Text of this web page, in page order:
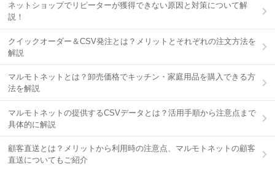
ネットショップでリピーターが獲得できない原因と対策について解
説！
クイックオーダー＆CSV発注とは？メリットとそれぞれの注文方法を
解説
マルモトネットとは？卸売価格でキッチン・家庭用品を購入できる方
法を解説
マルモトネットの提供するCSVデータとは？活用手順から注意点まで
具体的に解説
顧客直送とは？メリットから利用時の注意点、マルモトネットの顧客
直送についてもご紹介